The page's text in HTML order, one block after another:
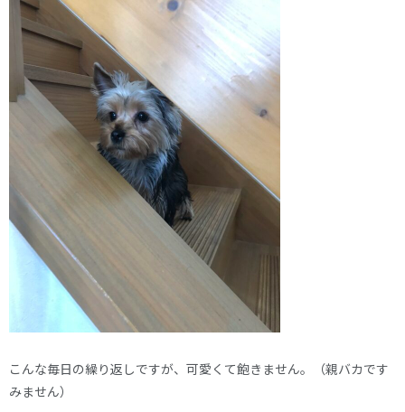
こんな毎日の繰り返しですが、可愛くて飽きません。（親バカです
みません）